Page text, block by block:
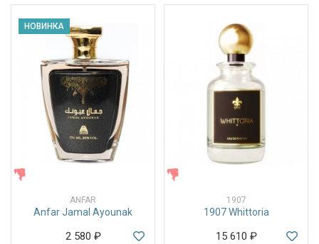
НОВИНКА
ANFAR
Anfar Jamal Ayounak
2 580 ₽
1907
1907 Whittoria
15 610 ₽